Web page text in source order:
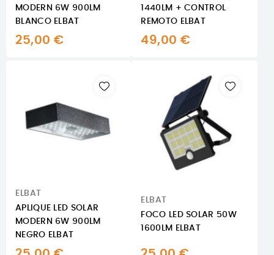
MODERN 6W 900LM
BLANCO ELBAT
25,00 €
1440LM + CONTROL
REMOTO ELBAT
49,00 €
ELBAT
APLIQUE LED SOLAR
MODERN 6W 900LM
NEGRO ELBAT
ELBAT
FOCO LED SOLAR 50W
1600LM ELBAT